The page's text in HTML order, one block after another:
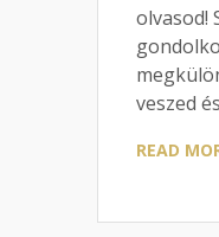
olvasod!
veszed
READ